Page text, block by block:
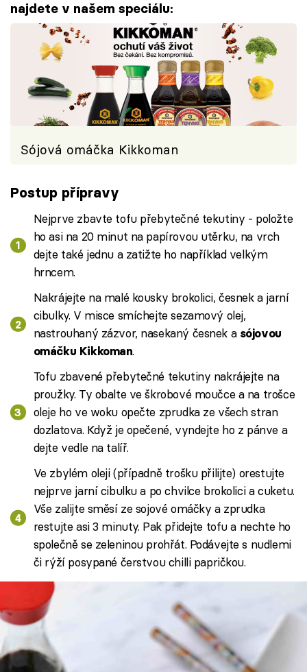
najdete v našem speciálu:
Sójová omáčka Kikkoman
Postup přípravy
Nejprve zbavte tofu přebytečné tekutiny - položte
ho asi na 20 minut na papírovou utěrku, na vrch
dejte také jednu a zatižte ho například velkým
hrncem.
Nakrájejte na malé kousky brokolici, česnek a jarní
cibulky. V misce smíchejte sezamový olej,
nastrouhaný zázvor, nasekaný česnek a sójovou
omáčku Kikkoman.
Tofu zbavené přebytečné tekutiny nakrájejte na
proužky. Ty obalte ve škrobové moučce a na trošce
oleje ho ve woku opečte zprudka ze všech stran
dozlatova. Když je opečené, vyndejte ho z pánve a
dejte vedle na talíř.
Ve zbylém oleji (případně trošku přilijte) orestujte
nejprve jarní cibulku a po chvilce brokolici a cuketu.
Vše zalijte směsí ze sojové omáčky a zprudka
restujte asi 3 minuty. Pak přidejte tofu a nechte ho
společně se zeleninou prohřát. Podávejte s nudlemi
či rýží posypané čerstvou chilli papričkou.